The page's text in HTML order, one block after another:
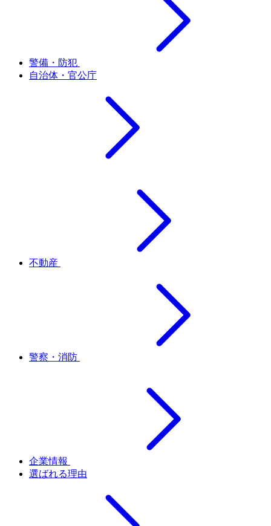
警備・防犯
自治体・官公庁
不動産
警察・消防
企業情報
選ばれる理由